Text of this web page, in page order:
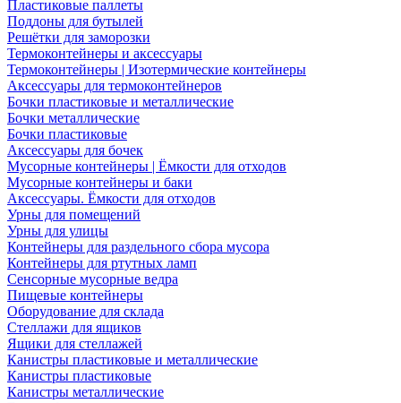
Пластиковые паллеты
Поддоны для бутылей
Решётки для заморозки
Термоконтейнеры и аксессуары
Термоконтейнеры | Изотермические контейнеры
Аксессуары для термоконтейнеров
Бочки пластиковые и металлические
Бочки металлические
Бочки пластиковые
Аксессуары для бочек
Мусорные контейнеры | Ёмкости для отходов
Мусорные контейнеры и баки
Аксессуары. Ёмкости для отходов
Урны для помещений
Урны для улицы
Контейнеры для раздельного сбора мусора
Контейнеры для ртутных ламп
Сенсорные мусорные ведра
Пищевые контейнеры
Оборудование для склада
Стеллажи для ящиков
Ящики для стеллажей
Канистры пластиковые и металлические
Канистры пластиковые
Канистры металлические